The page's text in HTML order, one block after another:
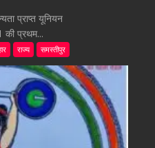
प्राप्त यूनियन
प्रथम...
राज्य समस्तीपुर